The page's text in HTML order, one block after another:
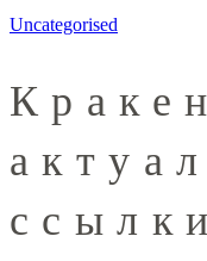
Uncategorised